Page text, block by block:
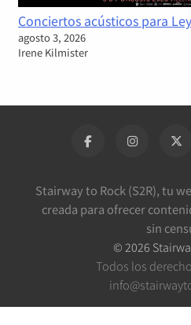
Conciertos acústicos para
agosto 3, 2026
Irene Kilmister
Stairway to Rock (S2R), tu
creada para ofrecer
sin
© 2026
Todos los